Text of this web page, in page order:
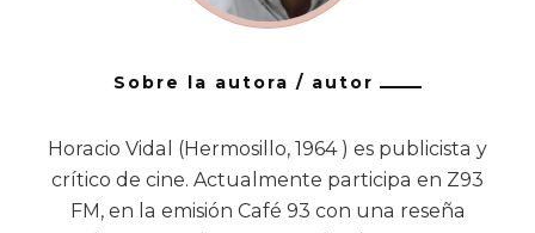
Sobre la autora / autor
Horacio Vidal (Hermosillo, 1964 ) es publicista y
crítico de cine. Actualmente participa en Z93
FM, en la emisión Café 93 con una reseña